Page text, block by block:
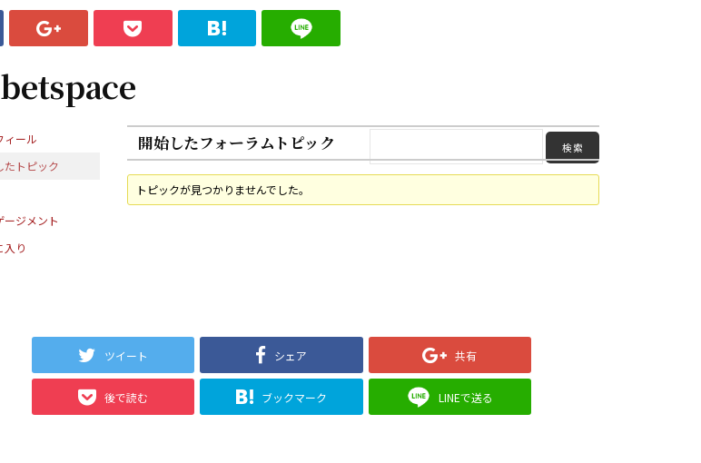
ィール
たトピック
ージメント
入り
開始したフォーラムトピック
トピックが見つかりませんでした。
ツイート シェア 共有
後で読む ブックマーク LINEで送る